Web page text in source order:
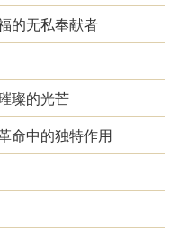
的无私奉献者
璨的光芒
命中的独特作用